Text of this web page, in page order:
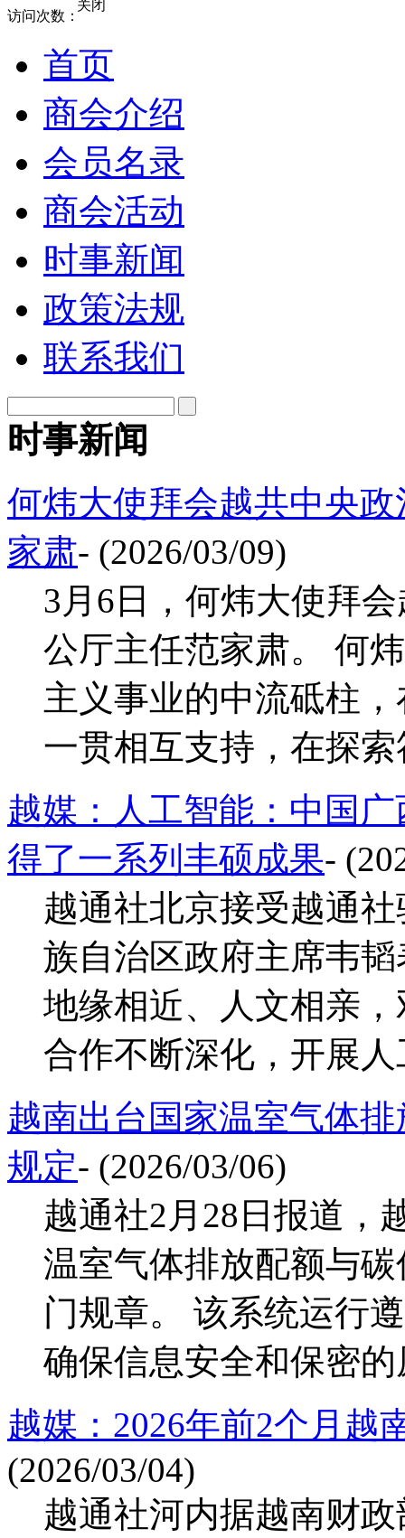
访问次数：
首页
商会介绍
会员名录
商会活动
时事新闻
政策法规
联系我们
时事新闻
何炜大使拜会越共中央
家肃- (2026/03/09)
3月6日，何炜大使拜
公厅主任范家肃。 何
主义事业的中流砥柱
一贯相互支持，在探索
越媒：人工智能：中国
得了一系列丰硕成果-
越通社北京接受越通
族自治区政府主席韦
地缘相近、人文相亲
合作不断深化，开展人
越南出台国家温室气体
规定- (2026/03/06)
越通社2月28日报道，
温室气体排放配额与
门规章。 该系统运行
确保信息安全和保密的
越媒：2026年前2个月越
(2026/03/04)
越通社河内据越南财
关闭